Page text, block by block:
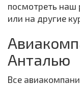
посмотреть наш
или на другие
Анталью
Все